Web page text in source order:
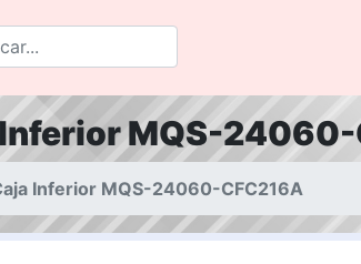
MQS-24060-
Inferior MQS-24060-CFC216A